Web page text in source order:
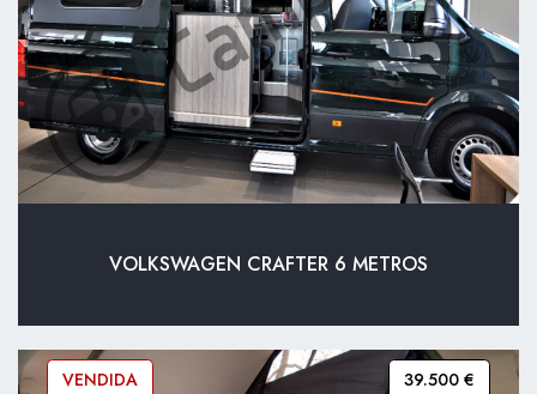
VOLKSWAGEN CRAFTER 6 METROS
VENDIDA 39.500 €